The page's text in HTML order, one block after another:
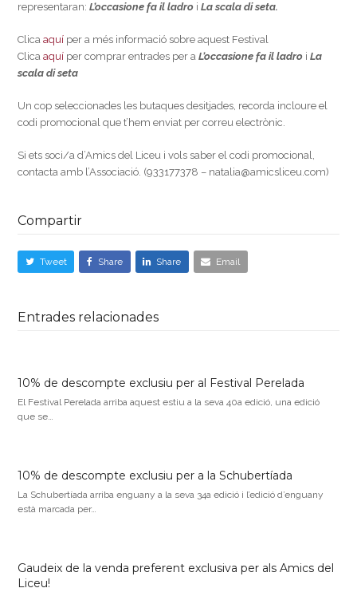
representaran:L’occasione fa il ladro i La scala di seta.
Clicaaquí per a més informació sobre aquest Festival
Clicaaquí per comprar entrades per aL’occasione fa il ladro i La
scala di seta
Un cop seleccionades les butaques desitjades, recorda incloure el
codi promocional que t’hem enviat per correu electrònic.
Si ets soci/a d’Amics del Liceu i vols saber el codi promocional,
contacta amb l’Associació. (933177378 – natalia@amicsliceu.com)
Compartir
Tweet Share Share Email
Entrades relacionades
10% de descompte exclusiu per al Festival Perelada
El Festival Perelada arriba aquest estiu a la seva 40a edició, una edició
que se…
10% de descompte exclusiu per a la Schubertíada
La Schubertíada arriba enguany a la seva 34a edició i l’edició d’enguany
està marcada per…
Gaudeix de la venda preferent exclusiva per als Amics del
Liceu!